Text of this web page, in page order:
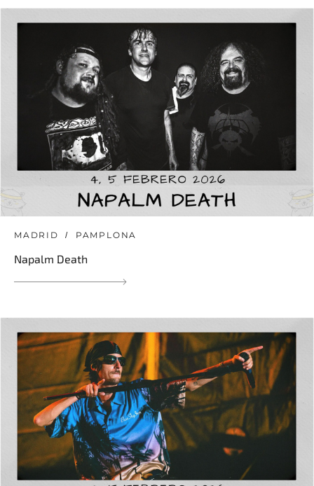
MADRID PAMPLONA
Napalm Death